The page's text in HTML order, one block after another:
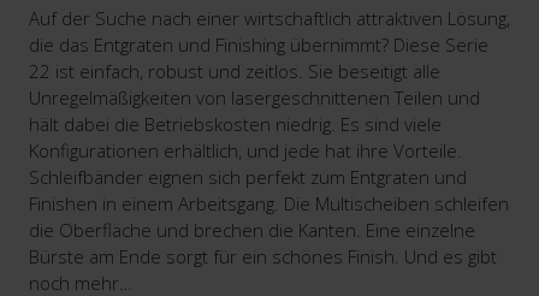
Auf der Suche nach einer wirtschaftlich attraktiven Lösung,
die das Entgraten und Finishing übernimmt? Diese Serie
22 ist einfach, robust und zeitlos. Sie beseitigt alle
Unregelmäßigkeiten von lasergeschnittenen Teilen und
hält dabei die Betriebskosten niedrig. Es sind viele
Konfigurationen erhältlich, und jede hat ihre Vorteile.
Schleifbänder eignen sich perfekt zum Entgraten und
Finishen in einem Arbeitsgang. Die Multischeiben schleifen
die Oberfläche und brechen die Kanten. Eine einzelne
Bürste am Ende sorgt für ein schönes Finish. Und es gibt
noch mehr…